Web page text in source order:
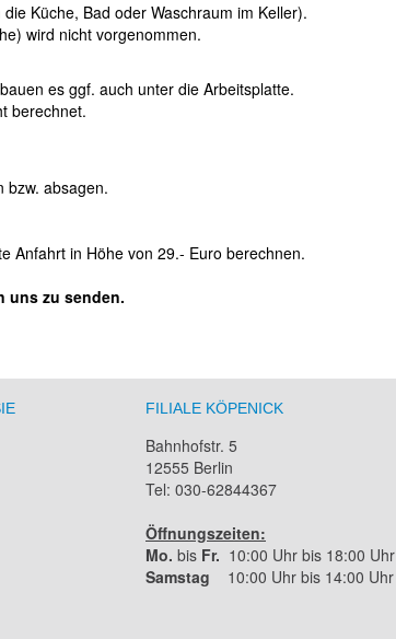
Küche, Bad oder Waschraum im Keller).
wird nicht vorgenommen.
es ggf. auch unter die Arbeitsplatte.
berechnet.
bzw. absagen.
Anfahrt in Höhe von 29.- Euro berechnen.
uns zu senden.
FILIALE KÖPENICK
Bahnhofstr. 5
12555 Berlin
Tel: 030-62844367
Öffnungszeiten:
Mo. bis Fr. 10:00 Uhr bis 18:00 Uhr
Samstag 10:00 Uhr bis 14:00 Uhr